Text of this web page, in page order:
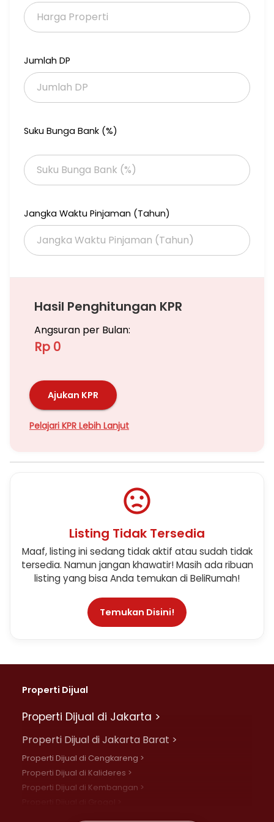
Jumlah DP
Suku Bunga Bank (%)
Jangka Waktu Pinjaman (Tahun)
Hasil Penghitungan KPR
Angsuran per Bulan:
Rp 0
Ajukan KPR
Pelajari KPR Lebih Lanjut
Listing Tidak Tersedia
Maaf, listing ini sedang tidak aktif atau sudah tidak
tersedia. Namun jangan khawatir! Masih ada ribuan
listing yang bisa Anda temukan di BeliRumah!
Temukan Disini!
Properti Dijual
Properti Dijual di Jakarta >
Properti Dijual di Jakarta Barat >
Properti Dijual di Cengkareng >
Properti Dijual di Kalideres >
Properti Dijual di Kembangan >